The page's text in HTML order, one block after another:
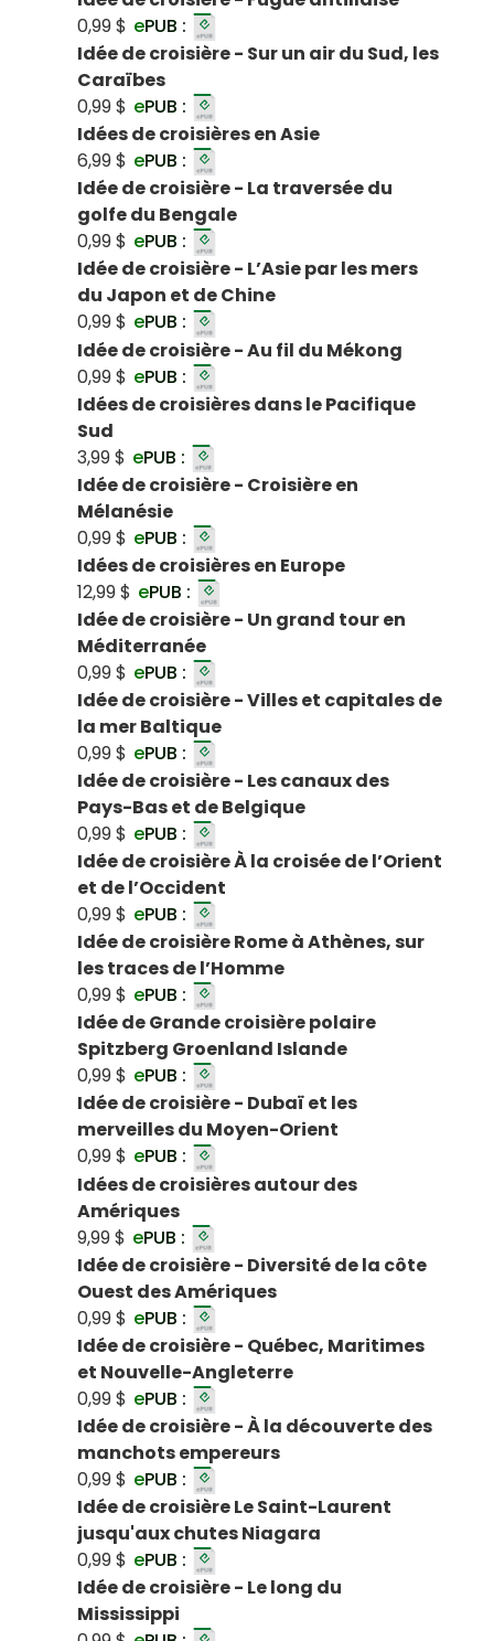
0,99 $ ePUB :
Idée de croisière - Sur un air du Sud, les
Caraïbes
0,99 $ ePUB :
Idées de croisières en Asie
6,99 $ ePUB :
Idée de croisière - La traversée du
golfe du Bengale
0,99 $ ePUB :
Idée de croisière - L’Asie par les mers
du Japon et de Chine
0,99 $ ePUB :
Idée de croisière - Au fil du Mékong
0,99 $ ePUB :
Idées de croisières dans le Pacifique
Sud
3,99 $ ePUB :
Idée de croisière - Croisière en
Mélanésie
0,99 $ ePUB :
Idées de croisières en Europe
12,99 $ ePUB :
Idée de croisière - Un grand tour en
Méditerranée
0,99 $ ePUB :
Idée de croisière - Villes et capitales de
la mer Baltique
0,99 $ ePUB :
Idée de croisière - Les canaux des
Pays-Bas et de Belgique
0,99 $ ePUB :
Idée de croisière À la croisée de l’Orient
et de l’Occident
0,99 $ ePUB :
Idée de croisière Rome à Athènes, sur
les traces de l’Homme
0,99 $ ePUB :
Idée de Grande croisière polaire
Spitzberg Groenland Islande
0,99 $ ePUB :
Idée de croisière - Dubaï et les
merveilles du Moyen-Orient
0,99 $ ePUB :
Idées de croisières autour des
Amériques
9,99 $ ePUB :
Idée de croisière - Diversité de la côte
Ouest des Amériques
0,99 $ ePUB :
Idée de croisière - Québec, Maritimes
et Nouvelle-Angleterre
0,99 $ ePUB :
Idée de croisière - À la découverte des
manchots empereurs
0,99 $ ePUB :
Idée de croisière Le Saint-Laurent
jusqu'aux chutes Niagara
0,99 $ ePUB :
Idée de croisière - Le long du
Mississippi